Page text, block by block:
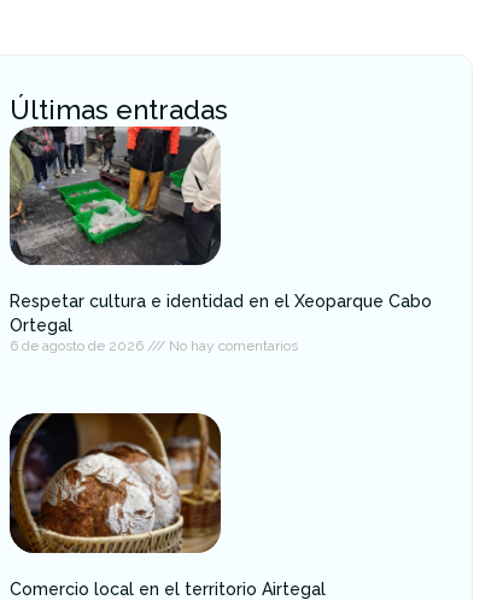
Últimas entradas
Respetar cultura e identidad en el Xeoparque Cabo
Ortegal
6 de agosto de 2026 No hay comentarios
Comercio local en el territorio Airtegal